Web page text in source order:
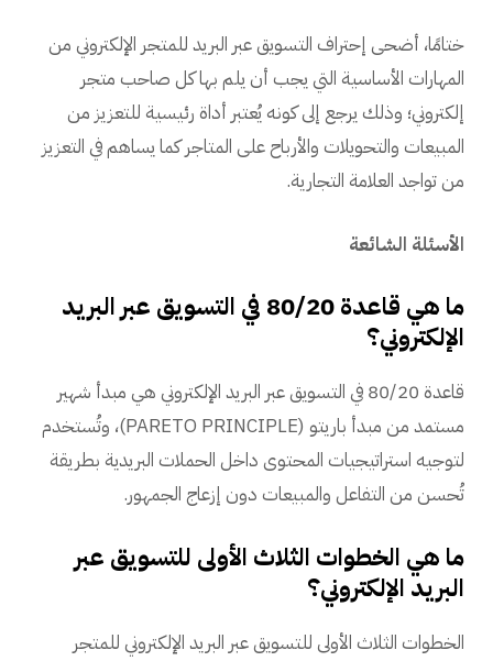
ختامًا، أضحى إحتراف التسويق عبر البريد للمتجر الإلكتروني من
المهارات الأساسية التي يجب أن يلم بها كل صاحب متجر
إلكتروني؛ وذلك يرجع إلى كونه يُعتبر أداة رئيسية للتعزيز من
المبيعات والتحويلات والأرباح على المتاجر كما يساهم في التعزيز
من تواجد العلامة التجارية.
الأسئلة الشائعة
ما هي قاعدة 80/20 في التسويق عبر البريد
الإلكتروني؟
قاعدة 80/20 في التسويق عبر البريد الإلكتروني هي مبدأ شهير
مستمد من مبدأ باريتو (PARETO PRINCIPLE)، وتُستخدم
لتوجيه استراتيجيات المحتوى داخل الحملات البريدية بطريقة
تُحسن من التفاعل والمبيعات دون إزعاج الجمهور.
ما هي الخطوات الثلاث الأولى للتسويق عبر
البريد الإلكتروني؟
الخطوات الثلاث الأولى للتسويق عبر البريد الإلكتروني للمتجر